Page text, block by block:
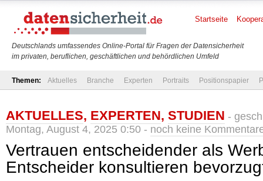
Deutschlands umfassendes Online-Portal für Fragen der Datensicherheit
im privaten, beruflichen, geschäftlichen und behördlichen Umfeld
Startseite
Themen: Aktuelles Branche Experten Portraits Positionspapier
AKTUELLES, EXPERTEN, STUDIEN -
Montag, August 4, 2025 0:50 - noch keine
Vertrauen entscheidender als
Entscheider konsultieren